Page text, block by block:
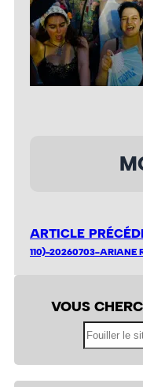
ARTICLE
110)-20260703-ARIANE
VOUS